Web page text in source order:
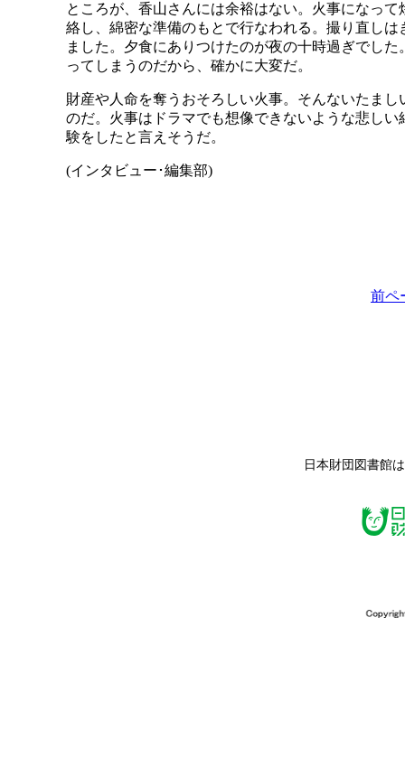
ところが、香山さんには余裕はない。火事になっ
絡し、綿密な準備のもとで行なわれる。撮り直し
ました。夕食にありつけたのが夜の十時過ぎでし
ってしまうのだから、確かに大変だ。
財産や人命を奪うおそろしい火事。そんないたま
のだ。火事はドラマでも想像できないような悲し
験をしたと言えそうだ。
(インタビュー･編集部)
前
日本財団図書館